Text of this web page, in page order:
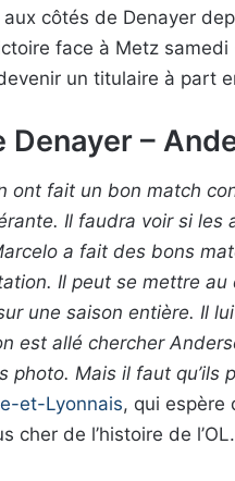
côtés de Denayer
face à Metz
un titulaire à part
Denayer –
ont fait un bon match
Il faudra voir si
a fait des bons
Il peut se mettre
une saison entière. Il
est allé chercher
photo. Mais il faut qu’ils
et-Lyonnais, qui espère
cher de l’histoire de l’OL.